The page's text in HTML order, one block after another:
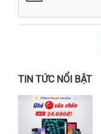
TIN TỨC NỔI BẬT